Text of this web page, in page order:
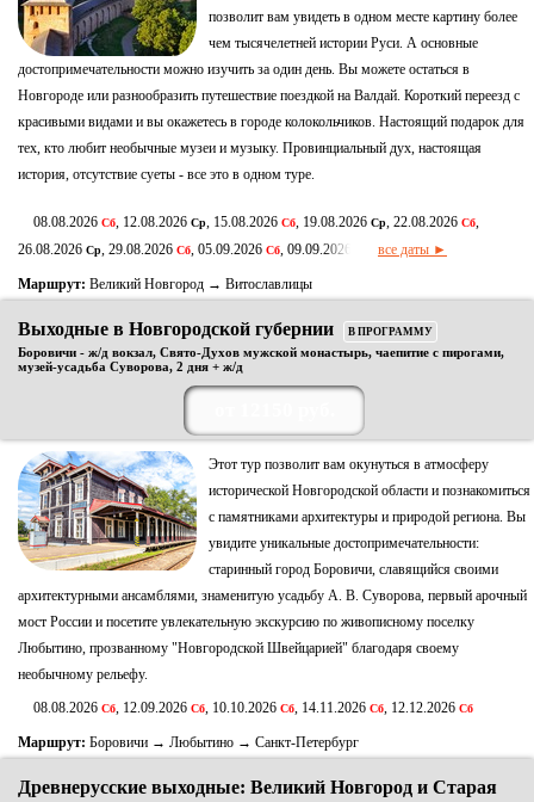
позволит вам увидеть в одном месте картину более
чем тысячелетней истории Руси. А основные
достопримечательности можно изучить за один день. Вы можете остаться в
Новгороде или разнообразить путешествие поездкой на Валдай. Короткий переезд с
красивыми видами и вы окажетесь в городе колокольчиков. Настоящий подарок для
тех, кто любит необычные музеи и музыку. Провинциальный дух, настоящая
история, отсутствие суеты - все это в одном туре.
08.08.2026 Сб, 12.08.2026 Ср, 15.08.2026 Сб, 19.08.2026 Ср, 22.08.2026 Сб,
26.08.2026 Ср, 29.08.2026 Сб, 05.09.2026 Сб, 09.09.2026 все даты ►
Маршрут: Великий Новгород → Витославлицы
Выходные в Новгородской губернии В ПРОГРАММУ
Боровичи - ж/д вокзал, Свято-Духов мужской монастырь, чаепитие с пирогами,
музей-усадьба Суворова, 2 дня + ж/д
Этот тур позволит вам окунуться в атмосферу
исторической Новгородской области и познакомиться
с памятниками архитектуры и природой региона. Вы
увидите уникальные достопримечательности:
старинный город Боровичи, славящийся своими
архитектурными ансамблями, знаменитую усадьбу А. В. Суворова, первый арочный
мост России и посетите увлекательную экскурсию по живописному поселку
Любытино, прозванному "Новгородской Швейцарией" благодаря своему
необычному рельефу.
08.08.2026 Сб, 12.09.2026 Сб, 10.10.2026 Сб, 14.11.2026 Сб, 12.12.2026 Сб
Маршрут: Боровичи → Любытино → Санкт-Петербург
Древнерусские выходные: Великий Новгород и Старая